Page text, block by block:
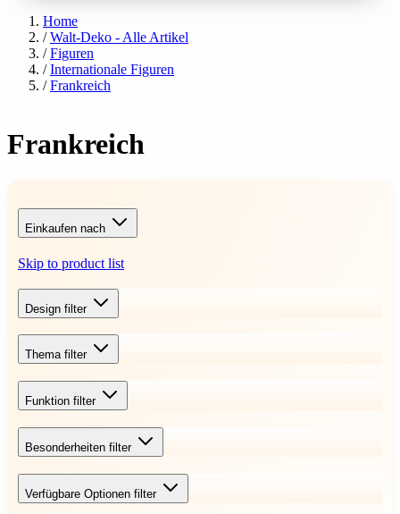
Home
/ Walt-Deko - Alle Artikel
/ Figuren
/ Internationale Figuren
/ Frankreich
Frankreich
Einkaufen nach
Skip to product list
Design filter
Thema filter
Funktion filter
Besonderheiten filter
Verfügbare Optionen filter